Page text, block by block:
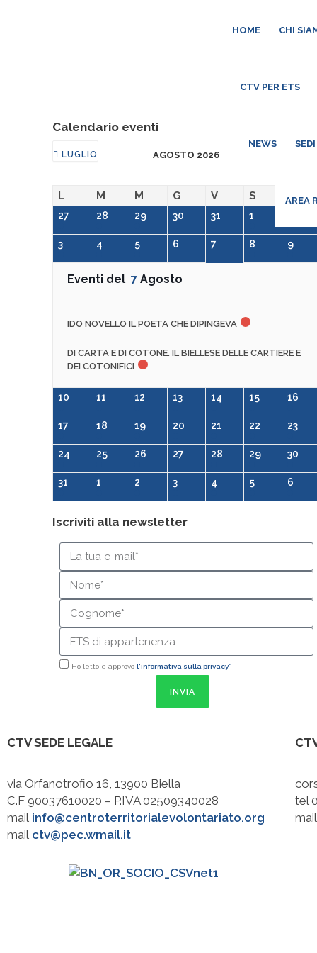
HOME CHI
CTV PER ETS
NEWS
AREA
Calendario eventi
LUGLIO AGOSTO 2026
L M M G V S D
27 28 29 30 31 1
3 4 5 6 7 8 9
Eventi del 7 Agosto
IDO NOVELLO IL POETA CHE DIPINGEVA
DI CARTA E DI COTONE. IL BIELLESE DELLE CARTIERE E
DEI COTONIFICI
10 11 12 13 14 15 16
17 18 19 20 21 22 23
24 25 26 27 28 29 30
31 1 2 3 4 5 6
Iscriviti alla newsletter
Ho letto e approvo l'informativa sulla privacy*
INVIA
CTV SEDE LEGALE
via Orfanotrofio 16, 13900 Biella
C.F 90037610020 – P.IVA 02509340028
mail info@centroterritorialevolontariato.org
mail ctv@pec.wmail.it
tel
mail